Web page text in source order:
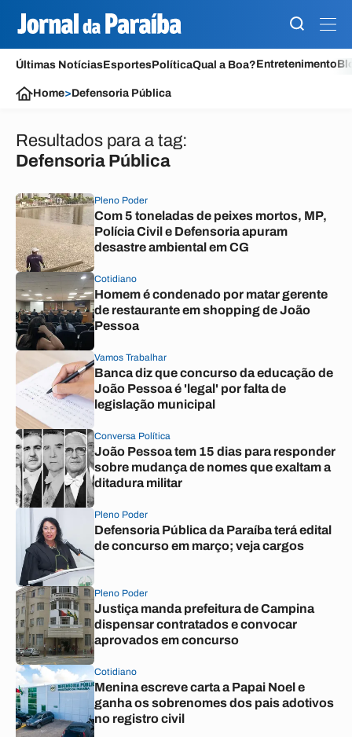
Últimas NotíciasEsportesPolíticaQual a Boa?Entretenimento
Home>Defensoria Pública
Resultados para a tag:
Defensoria Pública
Pleno Poder
Com 5 toneladas de peixes mortos, MP,
Polícia Civil e Defensoria apuram
desastre ambiental em CG
Cotidiano
Homem é condenado por matar gerente
de restaurante em shopping de João
Pessoa
Vamos Trabalhar
Banca diz que concurso da educação de
João Pessoa é 'legal' por falta de
legislação municipal
Conversa Política
João Pessoa tem 15 dias para responder
sobre mudança de nomes que exaltam a
ditadura militar
Pleno Poder
Defensoria Pública da Paraíba terá edital
de concurso em março; veja cargos
Pleno Poder
Justiça manda prefeitura de Campina
dispensar contratados e convocar
aprovados em concurso
Cotidiano
Menina escreve carta a Papai Noel e
ganha os sobrenomes dos pais adotivos
no registro civil